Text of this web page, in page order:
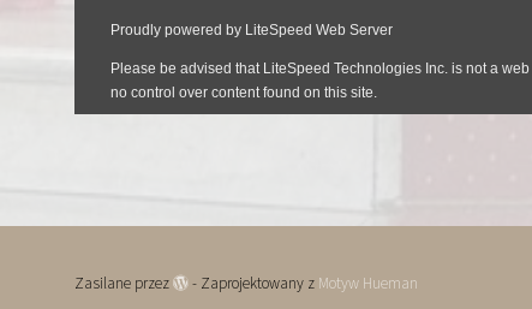
Zasilane przez - Zaprojektowany z Motyw Hueman